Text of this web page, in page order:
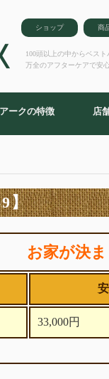
ショップ 商
100頭以上の中からベス
万全のアフターケアで安
ークの特徴 店
】
お家が決
33,000円